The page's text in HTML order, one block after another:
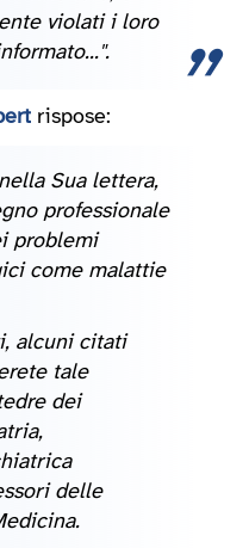
violati i loro
rispose:
Sua lettera,
professionale
problemi
come malattie
alcuni citati
tale
dei
delle